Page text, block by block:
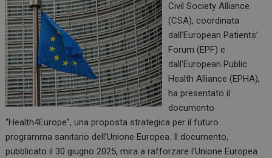
Civil Society Alliance
(CSA), coordinata
dall’European Patients’
Forum (EPF) e
dall’European Public
Health Alliance (EPHA),
ha presentato il
documento
“Health4Europe”, una proposta strategica per il futuro
programma sanitario dell’Unione Europea. Il documento,
pubblicato il 30 giugno 2025, mira a rafforzare l’Unione Europea